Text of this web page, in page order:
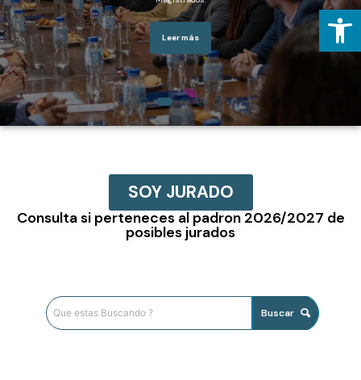
SOY JURADO
Consulta si perteneces al padron 2026/2027 de
posibles jurados
Buscar